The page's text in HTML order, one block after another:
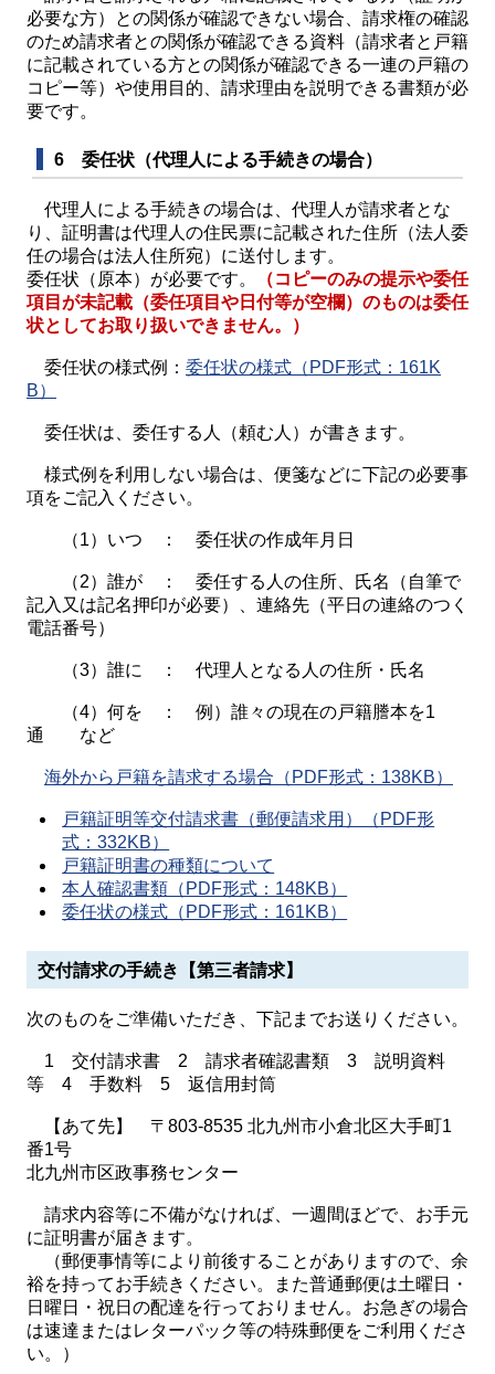
必要な方）との関係が確認できない場合、請求権の確認
のため請求者との関係が確認できる資料（請求者と戸籍
に記載されている方との関係が確認できる一連の戸籍の
コピー等）や使用目的、請求理由を説明できる書類が必
要です。
6 委任状（代理人による手続きの場合）
代理人による手続きの場合は、代理人が請求者とな
り、証明書は代理人の住民票に記載された住所（法人委
任の場合は法人住所宛）に送付します。
委任状（原本）が必要です。
（コピーのみの提示や委任
項目が未記載（委任項目や日付等が空欄）のものは委任
状としてお取り扱いできません。）
委任状の様式例： 委任状の様式（PDF形式：161K
B）
委任状は、委任する人（頼む人）が書きます。
様式例を利用しない場合は、便箋などに下記の必要事
項をご記入ください。
（1）いつ ： 委任状の作成年月日
（2）誰が ： 委任する人の住所、氏名（自筆で
記入又は記名押印が必要）、連絡先（平日の連絡のつく
電話番号）
（3）誰に ： 代理人となる人の住所・氏名
（4）何を ： 例）誰々の現在の戸籍謄本を1
通 など
海外から戸籍を請求する場合（PDF形式：138KB）
戸籍証明等交付請求書（郵便請求用）（PDF形
式：332KB）
戸籍証明書の種類について
本人確認書類（PDF形式：148KB）
委任状の様式（PDF形式：161KB）
交付請求の手続き【第三者請求】
次のものをご準備いただき、下記までお送りください。
1 交付請求書 2 請求者確認書類 3 説明資料
等 4 手数料 5 返信用封筒
【あて先】 〒803-8535 北九州市小倉北区大手町1
番1号
北九州市区政事務センター
請求内容等に不備がなければ、一週間ほどで、お手元
に証明書が届きます。
（郵便事情等により前後することがありますので、余
裕を持ってお手続きください。また普通郵便は土曜日・
日曜日・祝日の配達を行っておりません。お急ぎの場合
は速達またはレターパック等の特殊郵便をご利用くださ
い。）